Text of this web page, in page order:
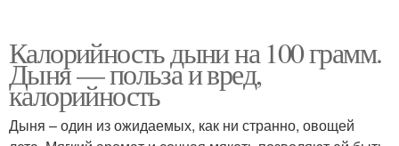
Калорийность дыни на 100 грамм.
Дыня — польза и вред,
калорийность
Дыня – один из ожидаемых, как ни странно, овощей